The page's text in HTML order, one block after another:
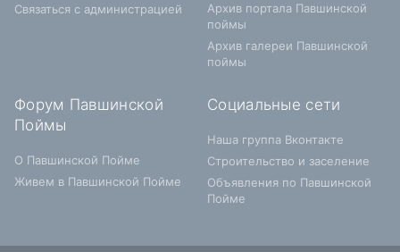
Связаться с администрацией
Архив портала Павшинской
поймы
Архив галереи Павшинской
поймы
Форум Павшинской
Поймы
О Павшинской Пойме
Живем в Павшинской Пойме
Социальные сети
Наша группа Вконтакте
Строительство и заселение
Объявления по Павшинской
Пойме